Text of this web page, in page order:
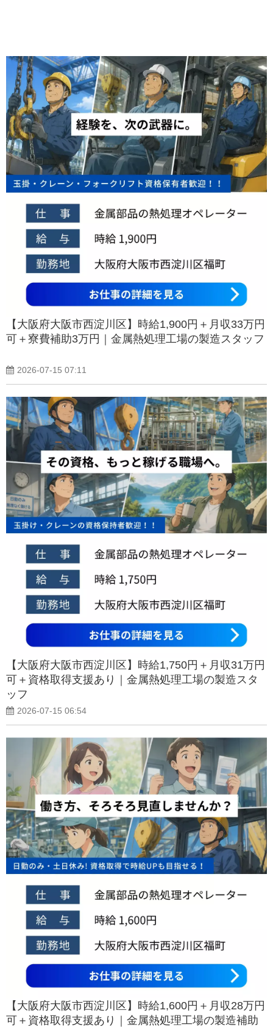
【大阪府大阪市西淀川区】時給1,900円＋月収33万円
可＋寮費補助3万円｜金属熱処理工場の製造スタッフ
2026-07-15 07:11
【大阪府大阪市西淀川区】時給1,750円＋月収31万円
可＋資格取得支援あり｜金属熱処理工場の製造スタ
ッフ
2026-07-15 06:54
【大阪府大阪市西淀川区】時給1,600円＋月収28万円
可＋資格取得支援あり｜金属熱処理工場の製造補助